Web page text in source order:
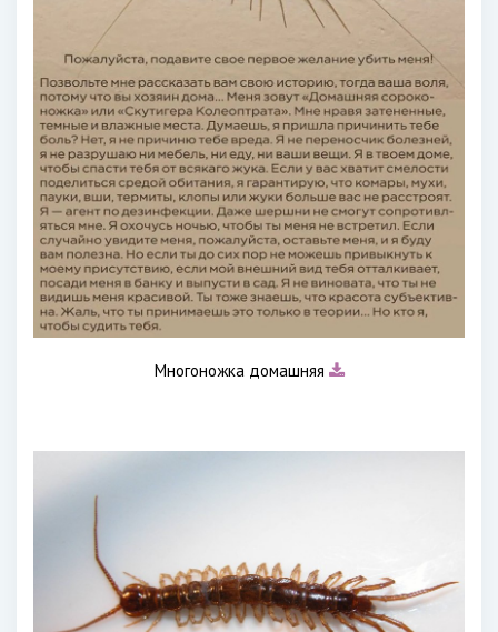
Многоножка домашняя